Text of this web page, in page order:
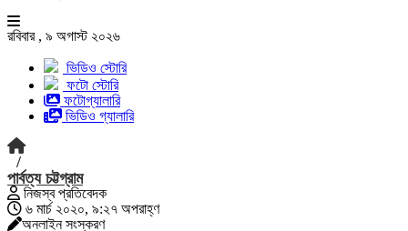
রবিবার , ৯ অগাস্ট ২০২৬
ভিডিও স্টোরি
ফটো স্টোরি
ফটোগ্যালারি
ভিডিও গ্যালারি
/
পার্বত্য চট্টগ্রাম
নিজস্ব প্রতিবেদক
৬ মার্চ ২০২০, ৯:২৭ অপরাহ্ণ
অনলাইন সংস্করণ